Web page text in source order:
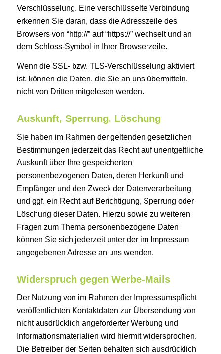
Verschlüsselung. Eine verschlüsselte Verbindung
erkennen Sie daran, dass die Adresszeile des
Browsers von “http://” auf “https://” wechselt und an
dem Schloss-Symbol in Ihrer Browserzeile.
Wenn die SSL- bzw. TLS-Verschlüsselung aktiviert
ist, können die Daten, die Sie an uns übermitteln,
nicht von Dritten mitgelesen werden.
Auskunft, Sperrung, Löschung
Sie haben im Rahmen der geltenden gesetzlichen
Bestimmungen jederzeit das Recht auf unentgeltliche
Auskunft über Ihre gespeicherten
personenbezogenen Daten, deren Herkunft und
Empfänger und den Zweck der Datenverarbeitung
und ggf. ein Recht auf Berichtigung, Sperrung oder
Löschung dieser Daten. Hierzu sowie zu weiteren
Fragen zum Thema personenbezogene Daten
können Sie sich jederzeit unter der im Impressum
angegebenen Adresse an uns wenden.
Widerspruch gegen Werbe-Mails
Der Nutzung von im Rahmen der Impressumspflicht
veröffentlichten Kontaktdaten zur Übersendung von
nicht ausdrücklich angeforderter Werbung und
Informationsmaterialien wird hiermit widersprochen.
Die Betreiber der Seiten behalten sich ausdrücklich